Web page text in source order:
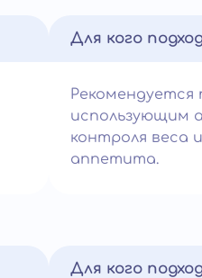
Для кого
использующим
контроля веса
аппетита.
Для кого